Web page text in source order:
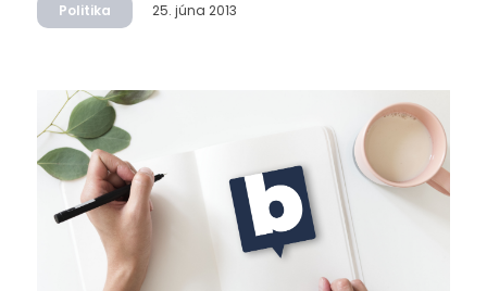
Politika 25. júna 2013